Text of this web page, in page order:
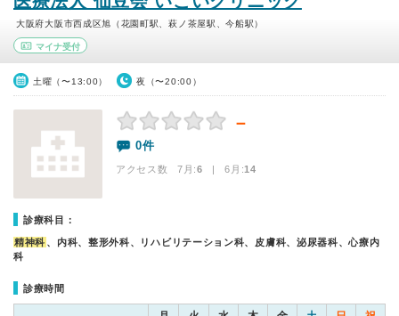
大阪府大阪市西成区旭（花園町駅、萩ノ茶屋駅、今船駅）
マイナ受付
土曜（〜13:00） 夜（〜20:00）
－
0件
アクセス数 7月:6 | 6月:14
診療科目：
精神科 、内科、整形外科、リハビリテーション科、皮膚科、泌尿器科、心療内
科
診療時間